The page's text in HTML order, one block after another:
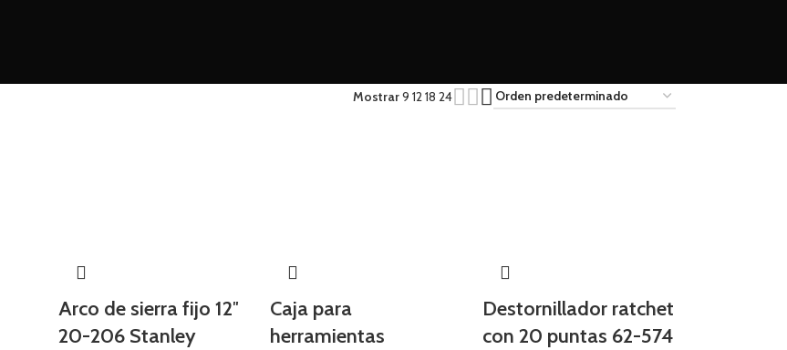
Mostrar9 1218 24
Arco de sierra fijo 12″
20-206 Stanley
Caja para
herramientas
Destornillador ratchet
con 20 puntas 62-574